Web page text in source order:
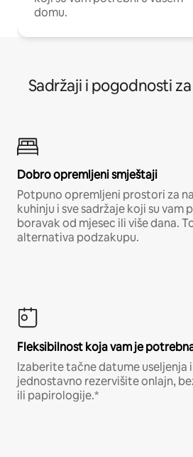
domu.
Sadržaji i pogodnosti
Dobro opremljeni smještaji
Potpuno opremljeni prostori za
kuhinju i sve sadržaje koji su
boravak od mjesec ili više dana.
alternativa podzakupu.
Fleksibilnost koja vam je
Izaberite tačne datume useljenja
jednostavno rezervišite onlajn,
ili papirologije.*